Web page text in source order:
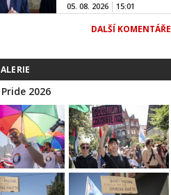
05. 08. 2026 15:01
DALŠÍ KOMENTÁŘE
2026